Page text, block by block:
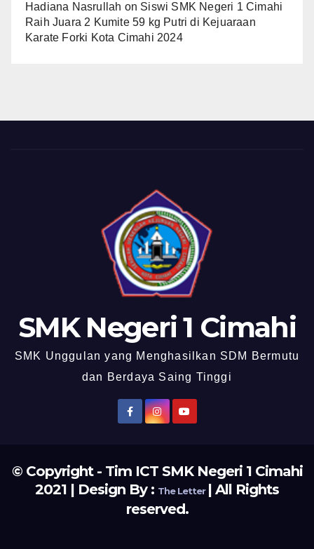
Hadiana Nasrullah on Siswi SMK Negeri 1 Cimahi
Raih Juara 2 Kumite 59 kg Putri di Kejuaraan
Karate Forki Kota Cimahi 2024
SMK Negeri 1 Cimahi
SMK Unggulan yang Menghasilkan SDM Bermutu
dan Berdaya Saing Tinggi
© Copyright - Tim ICT SMK Negeri 1 Cimahi
2021 | Design By : The Letter | All Rights
reserved.